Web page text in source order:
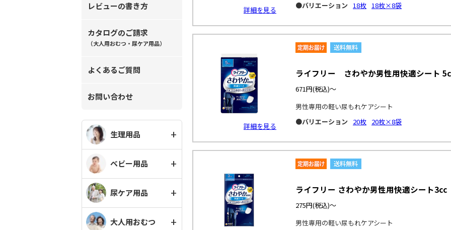
レビューの書き方
カタログのご請求
（大人用おむつ・尿ケア用品）
よくあるご質問
お問い合わせ
生理用品
ベビー用品
尿ケア用品
大人用おむつ
詳細を見る
●バリエーション 18枚 18枚×8袋
詳細を見る
ライフリー さわやか男性用快適シート
671円(税込)～
男性専用の軽い尿もれケアシート
●バリエーション
20枚 20枚×8袋
ライフリー さわやか男性用快適シート3cc
275円(税込)～
男性専用の軽い尿もれケアシート